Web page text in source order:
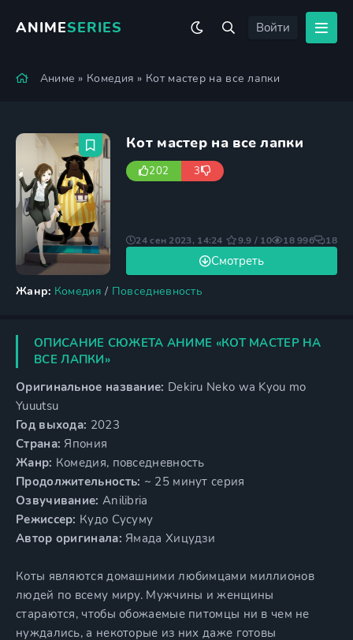
ANIMESERIES Войти
Аниме » Комедия » Кот мастер на все лапки
Кот мастер на все лапки
202 3
Жанр: Комедия / Повседневность
Смотреть
24 сен 2023, 14:24 9.9 / 10 18 996 18
ОПИСАНИЕ СЮЖЕТА АНИМЕ «КОТ МАСТЕР НА
ВСЕ ЛАПКИ»
Оригинальное название: Dekiru Neko wa Kyou mo
Yuuutsu
Год выхода: 2023
Страна: Япония
Жанр: Комедия, повседневность
Продолжительность: ~ 25 минут серия
Озвучивание: Anilibria
Режиссер: Кудо Сусуму
Автор оригинала: Ямада Хицудзи
Коты являются домашними любимцами миллионов
людей по всему миру. Мужчины и женщины
стараются, чтобы обожаемые питомцы ни в чем не
нуждались, а некоторые из них даже готовы